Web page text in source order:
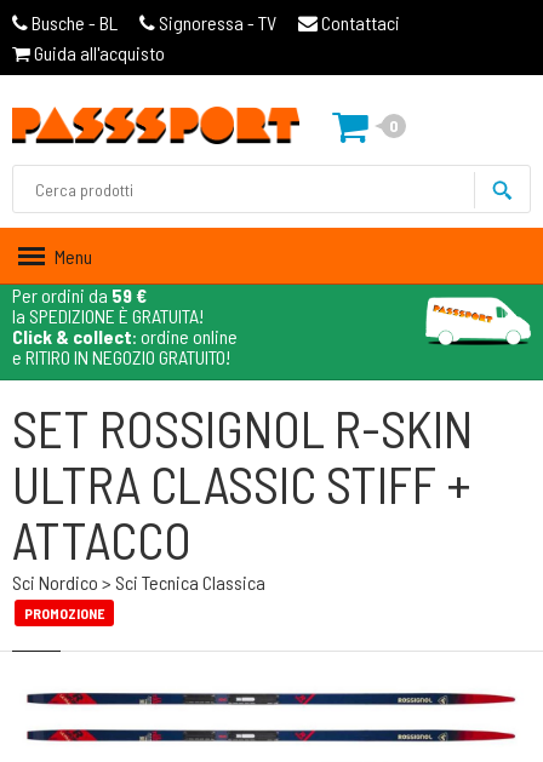
Busche - BL Signoressa - TV
Contattaci
Guida all'acquisto
0
Menu
Per ordini da 59 €
la SPEDIZIONE È GRATUITA!
Click & collect: ordine online
e RITIRO IN NEGOZIO GRATUITO!
SET ROSSIGNOL R-SKIN
ULTRA CLASSIC STIFF +
ATTACCO
Sci Nordico > Sci Tecnica Classica
PROMOZIONE